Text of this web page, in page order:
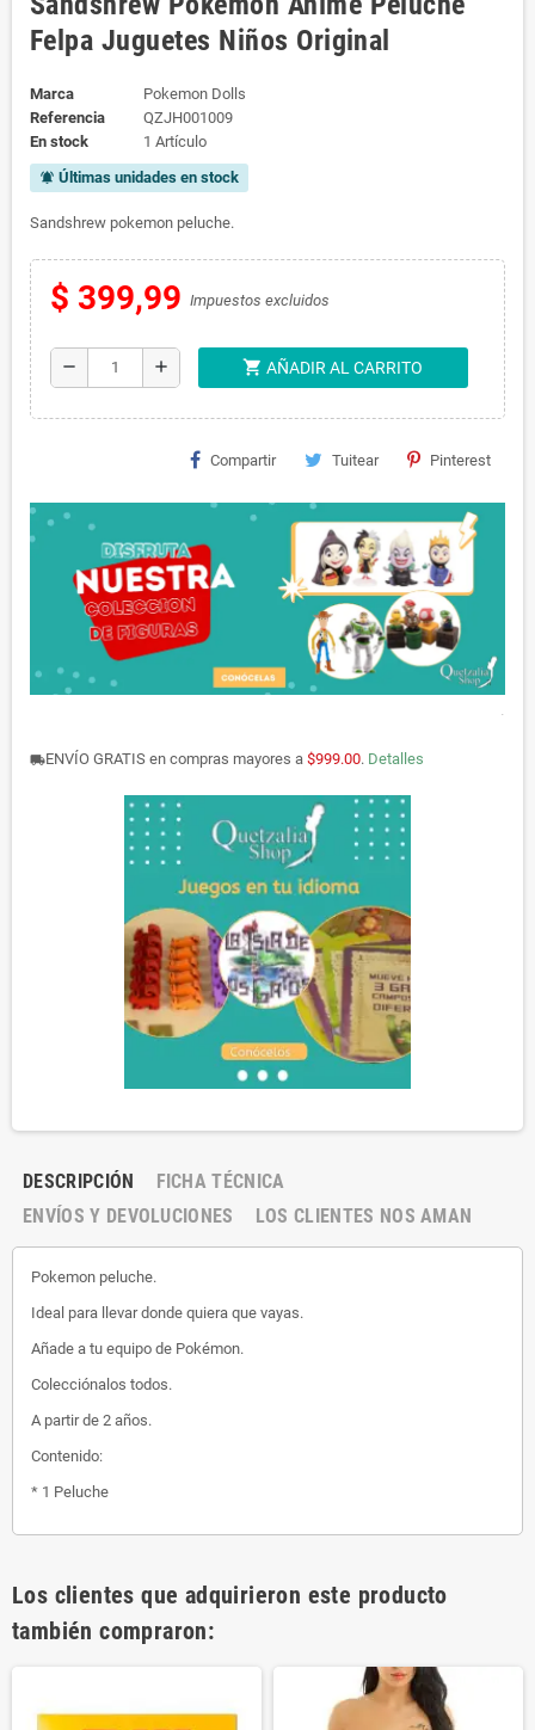
Felpa Juguetes Niños Original
Marca
Pokemon Dolls
Referencia
QZJH001009
En stock
1 Artículo
notifications_active Últimas unidades en stock
Sandshrew pokemon peluche.
$ 399,99 Impuestos excluidos
remove add shopping_cart AÑADIR AL CARRITO
Compartir Tuitear Pinterest
.
local_shippingENVÍO GRATIS en compras mayores a $999.00. Detalles
DESCRIPCIÓN
FICHA TÉCNICA
ENVÍOS Y DEVOLUCIONES
LOS CLIENTES NOS AMAN
Pokemon peluche.
Ideal para llevar donde quiera que vayas.
Añade a tu equipo de Pokémon.
Colecciónalos todos.
A partir de 2 años.
Contenido:
* 1 Peluche
Los clientes que adquirieron este producto
también compraron: